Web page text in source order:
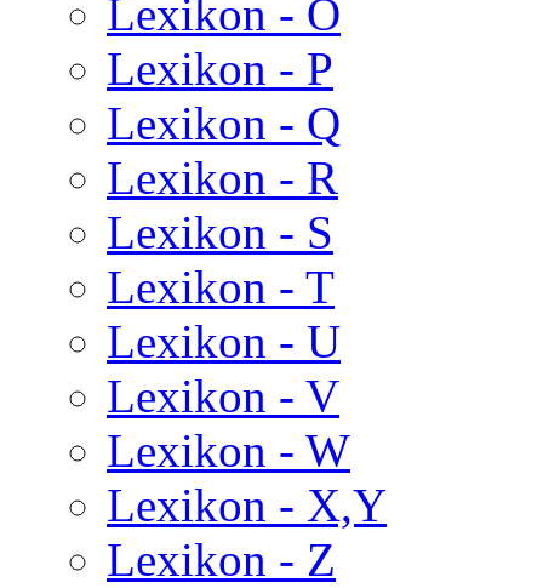
Lexikon - O
Lexikon - P
Lexikon - Q
Lexikon - R
Lexikon - S
Lexikon - T
Lexikon - U
Lexikon - V
Lexikon - W
Lexikon - X,Y
Lexikon - Z